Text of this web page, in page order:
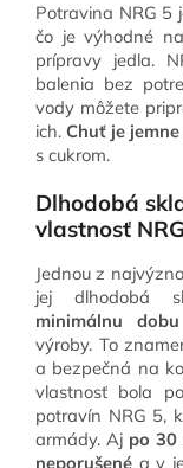
Potravina NRG 5
čo je výhodné
prípravy jedla.
balenia bez
vody môžete
ich. Chuť je
s cukrom.
Dlhodobá
vlastnosť
Jednou z
jej dlhodobá
minimálnu
výroby. To
a bezpečná na
vlastnosť bola
potravín NRG 5,
armády. Aj po 30
neporušené a v